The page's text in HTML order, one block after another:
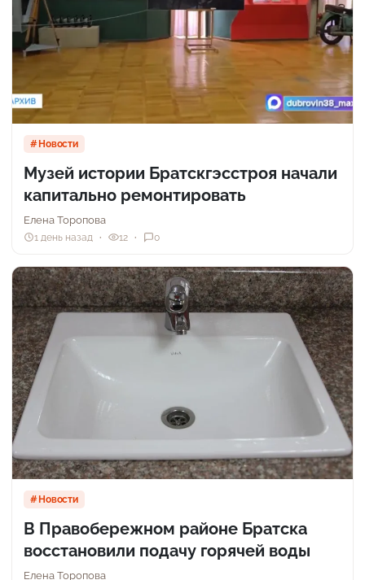
Новости
Музей истории Братскгэсстроя начали
капитально ремонтировать
Елена Торопова
1 день назад 12 0
Новости
В Правобережном районе Братска
восстановили подачу горячей воды
Елена Торопова